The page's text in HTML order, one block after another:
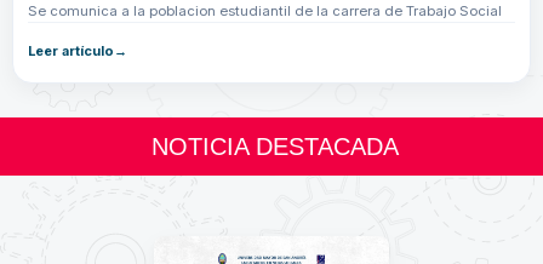
Se comunica a la poblacion estudiantil de la carrera de Trabajo Social
Leer artículo
NOTICIA DESTACADA